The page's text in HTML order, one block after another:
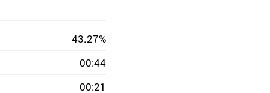
43.27%
00:44
00:21